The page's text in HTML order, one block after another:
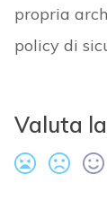
propria
policy di
Valuta